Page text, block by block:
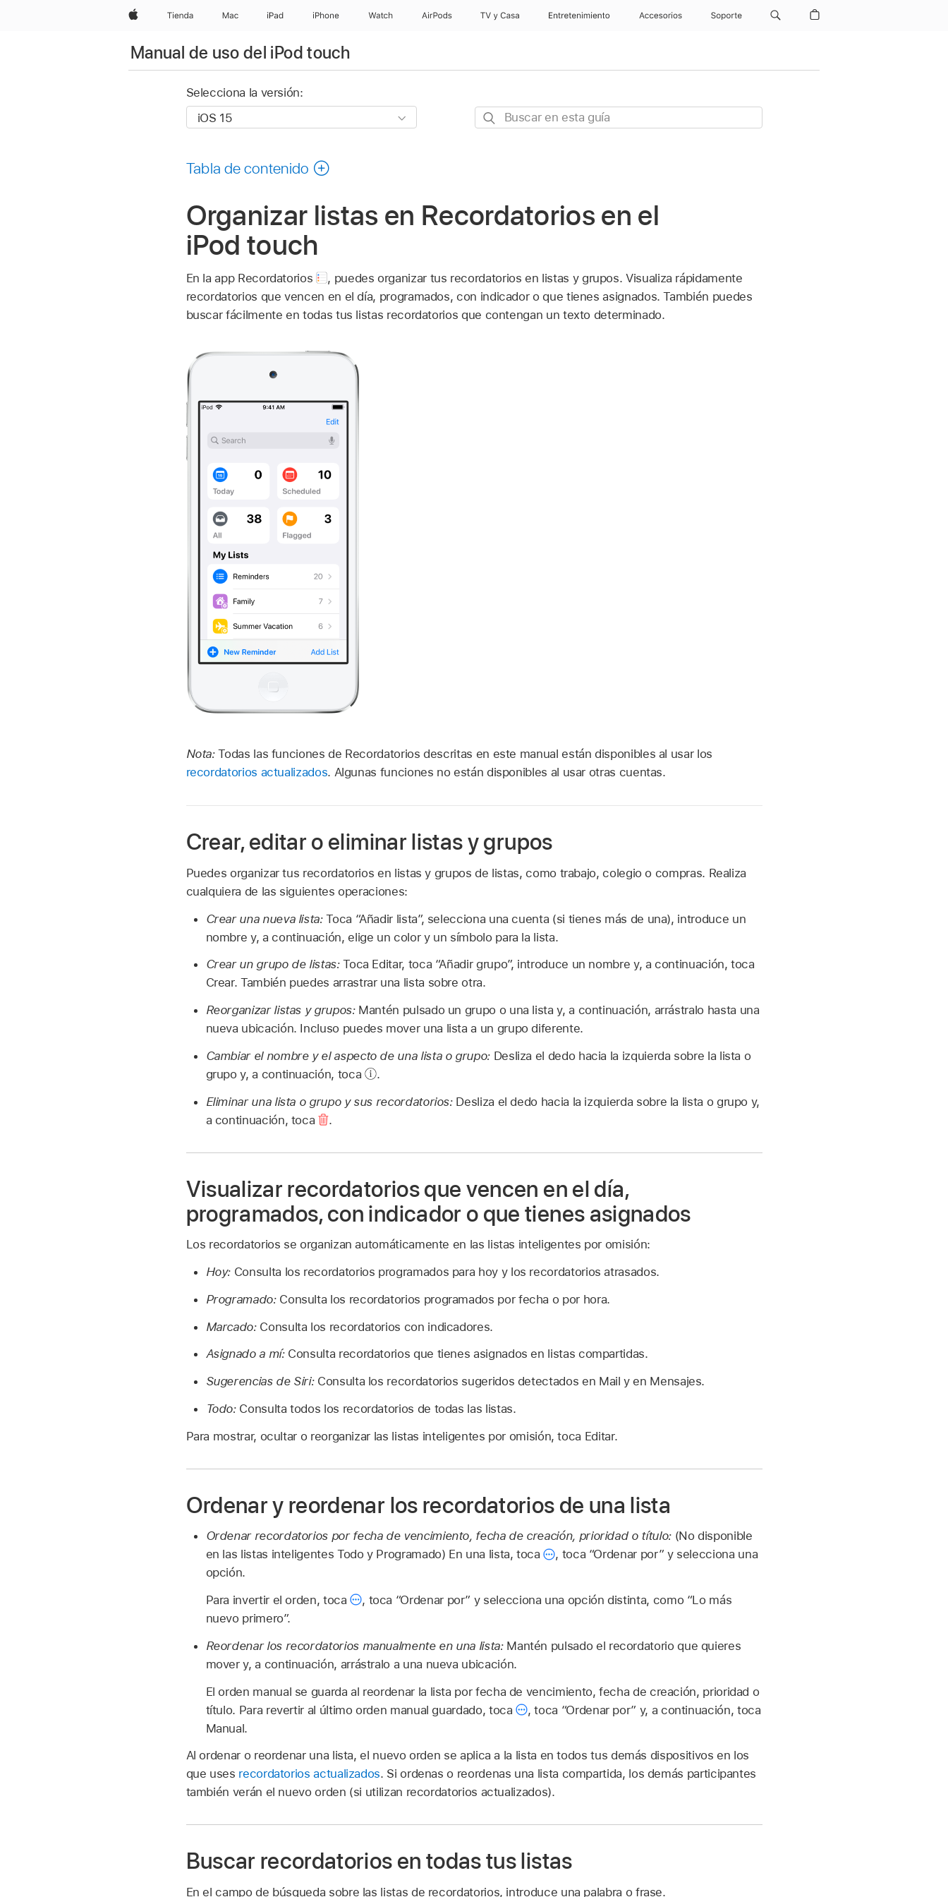
AppleTienda Mac iPad iPhone Watch AirPods TV y Casa Entretenimiento Accesorios Soporte
Manual de uso del iPod touch
Selecciona la versión:
Buscar
Tabla de contenido
Organizar listas en Recordatorios en el
iPod touch
En la app Recordatorios , puedes organizar tus recordatorios en listas y grupos. Visualiza rápidamente
recordatorios que vencen en el día, programados, con indicador o que tienes asignados. También puedes
buscar fácilmente en todas tus listas recordatorios que contengan un texto determinado.
Nota:Todas las funciones de Recordatorios descritas en este manual están disponibles al usar los
recordatorios actualizados. Algunas funciones no están disponibles al usar otras cuentas.
Crear, editar o eliminar listas y grupos
Puedes organizar tus recordatorios en listas y grupos de listas, como trabajo, colegio o compras. Realiza
cualquiera de las siguientes operaciones:
Crear una nueva lista:Toca “Añadir lista”, selecciona una cuenta (si tienes más de una), introduce un
nombre y, a continuación, elige un color y un símbolo para la lista.
Crear un grupo de listas:Toca Editar, toca “Añadir grupo”, introduce un nombre y, a continuación, toca
Crear. También puedes arrastrar una lista sobre otra.
Reorganizar listas y grupos:Mantén pulsado un grupo o una lista y, a continuación, arrástralo hasta una
nueva ubicación. Incluso puedes mover una lista a un grupo diferente.
Cambiar el nombre y el aspecto de una lista o grupo:Desliza el dedo hacia la izquierda sobre la lista o
grupo y, a continuación, toca
.
Eliminar una lista o grupo y sus recordatorios:Desliza el dedo hacia la izquierda sobre la lista o grupo y,
a continuación, toca
.
Visualizar recordatorios que vencen en el día,
programados, con indicador o que tienes asignados
Los recordatorios se organizan automáticamente en las listas inteligentes por omisión:
Hoy: Consulta los recordatorios programados para hoy y los recordatorios atrasados.
Programado:Consulta los recordatorios programados por fecha o por hora.
Marcado:Consulta los recordatorios con indicadores.
Asignado a mí:Consulta recordatorios que tienes asignados en listas compartidas.
Sugerencias de Siri:Consulta los recordatorios sugeridos detectados en Mail y en Mensajes.
Todo:Consulta todos los recordatorios de todas las listas.
Para mostrar, ocultar o reorganizar las listas inteligentes por omisión, toca Editar.
Ordenar y reordenar los recordatorios de una lista
Ordenar recordatorios por fecha de vencimiento, fecha de creación, prioridad o título:(No disponible
en las listas inteligentes Todo y Programado) En una lista, toca
, toca “Ordenar por” y selecciona una
opción.
Para invertir el orden, toca
, toca “Ordenar por” y selecciona una opción distinta, como “Lo más
nuevo primero”.
Reordenar los recordatorios manualmente en una lista:Mantén pulsado el recordatorio que quieres
mover y, a continuación, arrástralo a una nueva ubicación.
El orden manual se guarda al reordenar la lista por fecha de vencimiento, fecha de creación, prioridad o
título. Para revertir al último orden manual guardado, toca
,toca “Ordenar por” y, a continuación, toca
Manual.
Al ordenar o reordenar una lista, el nuevo orden se aplica a la lista en todos tus demás dispositivos en los
que uses recordatorios actualizados. Si ordenas o reordenas una lista compartida, los demás participantes
también verán el nuevo orden (si utilizan recordatorios actualizados).
Buscar recordatorios en todas tus listas
En el campo de búsqueda sobre las listas de recordatorios, introduce una palabra o frase.